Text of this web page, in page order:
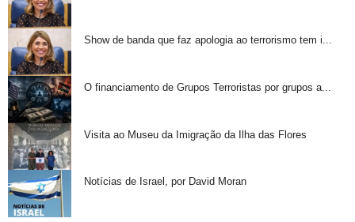
Show de banda que faz apologia ao terrorismo tem i...
O financiamento de Grupos Terroristas por grupos a...
Visita ao Museu da Imigração da Ilha das Flores
Notícias de Israel, por David Moran